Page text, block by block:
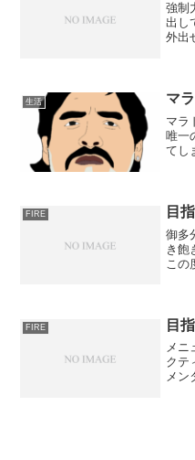
強制
出し
外出
す。
生活 マ
マラ
唯一
てし
FIRE 目
御多
き飽
この
す。
FIRE 目
メニ
クテ
メン